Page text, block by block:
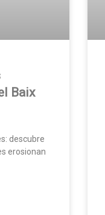
Baix
descubre
erosionan